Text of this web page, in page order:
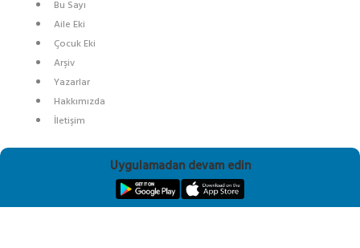
Bu Sayı
Aile Eki
Çocuk Eki
Arşiv
Yazarlar
Hakkımızda
İletişim
SOSYAL MEDYA
Uygulamadan devam edin